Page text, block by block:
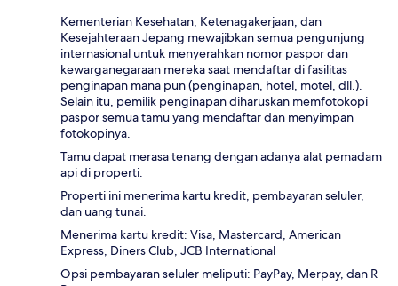
Kementerian Kesehatan, Ketenagakerjaan, dan
Kesejahteraan Jepang mewajibkan semua pengunjung
internasional untuk menyerahkan nomor paspor dan
kewarganegaraan mereka saat mendaftar di fasilitas
penginapan mana pun (penginapan, hotel, motel, dll.).
Selain itu, pemilik penginapan diharuskan memfotokopi
paspor semua tamu yang mendaftar dan menyimpan
fotokopinya.
Tamu dapat merasa tenang dengan adanya alat pemadam
api di properti.
Properti ini menerima kartu kredit, pembayaran seluler,
dan uang tunai.
Menerima kartu kredit: Visa, Mastercard, American
Express, Diners Club, JCB International
Opsi pembayaran seluler meliputi: PayPay, Merpay, dan R